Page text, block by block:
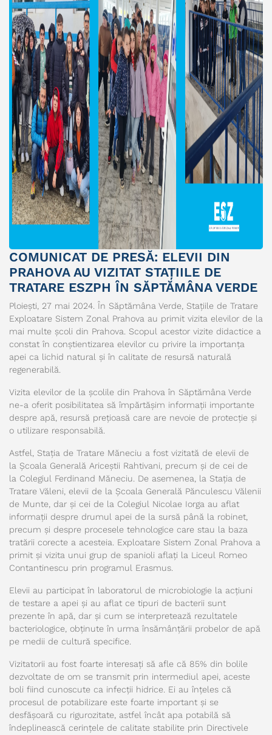
COMUNICAT DE PRESĂ: ELEVII DIN
PRAHOVA AU VIZITAT STAȚIILE DE
TRATARE ESZPH ÎN SĂPTĂMÂNA VERDE
Ploiești, 27 mai 2024. În Săptămâna Verde, Stațiile de Tratare
Exploatare Sistem Zonal Prahova au primit vizita elevilor de la
mai multe școli din Prahova. Scopul acestor vizite didactice a
constat în conștientizarea elevilor cu privire la importanța
apei ca lichid natural și în calitate de resursă naturală
regenerabilă.
Vizita elevilor de la școlile din Prahova în Săptămâna Verde
ne-a oferit posibilitatea să împărtășim informații importante
despre apă, resursă prețioasă care are nevoie de protecție și
o utilizare responsabilă.
Astfel, Stația de Tratare Măneciu a fost vizitată de elevii de
la Școala Generală Ariceștii Rahtivani, precum și de cei de
la Colegiul Ferdinand Măneciu. De asemenea, la Stația de
Tratare Văleni, elevii de la Școala Generală Pănculescu Vălenii
de Munte, dar și cei de la Colegiul Nicolae Iorga au aflat
informații despre drumul apei de la sursă până la robinet,
precum și despre procesele tehnologice care stau la baza
tratării corecte a acesteia. Exploatare Sistem Zonal Prahova a
primit și vizita unui grup de spanioli aflați la Liceul Romeo
Contantinescu prin programul Erasmus.
Elevii au participat în laboratorul de microbiologie la acțiuni
de testare a apei și au aflat ce tipuri de bacterii sunt
prezente în apă, dar și cum se interpretează rezultatele
bacteriologice, obținute în urma însămânțării probelor de apă
pe medii de cultură specifice.
Vizitatorii au fost foarte interesați să afle că 85% din bolile
dezvoltate de om se transmit prin intermediul apei, aceste
boli fiind cunoscute ca infecții hidrice. Ei au înțeles că
procesul de potabilizare este foarte important și se
desfășoară cu rigurozitate, astfel încât apa potabilă să
îndeplinească cerințele de calitate stabilite prin Directivele